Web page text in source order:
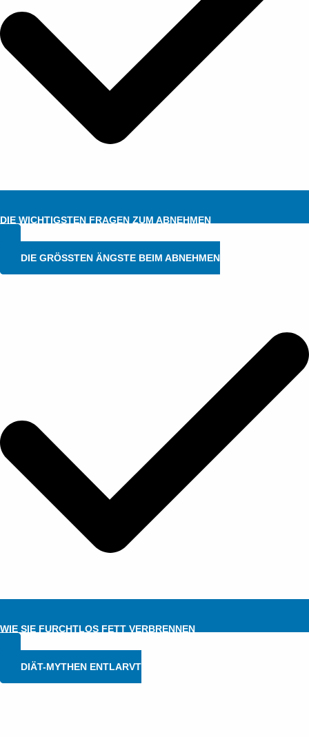
DIE WICHTIGSTEN FRAGEN ZUM ABNEHMEN
DIE GRÖSSTEN ÄNGSTE BEIM ABNEHMEN
WIE SIE FURCHTLOS FETT VERBRENNEN
DIÄT-MYTHEN ENTLARVT